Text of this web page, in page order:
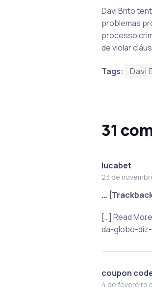
Davi Brito
problemas
processo
de violar
Tags: Davi
31
lucabet
23 de
…
[…] Read
da-globo-
coupon
4 de fevereiro